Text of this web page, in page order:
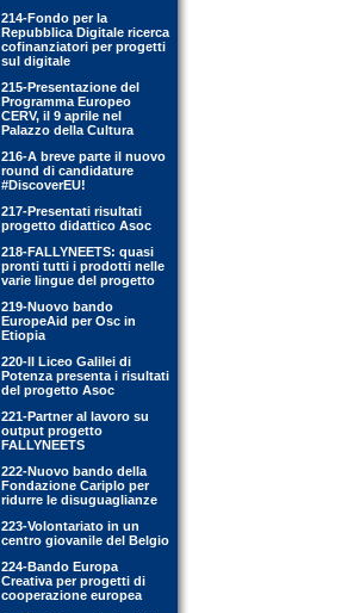
214-Fondo per la
Repubblica Digitale ricerca
cofinanziatori per progetti
sul digitale
215-Presentazione del
Programma Europeo
CERV, il 9 aprile nel
Palazzo della Cultura
216-A breve parte il nuovo
round di candidature
#DiscoverEU!
217-Presentati risultati
progetto didattico Asoc
218-FALLYNEETS: quasi
pronti tutti i prodotti nelle
varie lingue del progetto
219-Nuovo bando
EuropeAid per Osc in
Etiopia
220-Il Liceo Galilei di
Potenza presenta i risultati
del progetto Asoc
221-Partner al lavoro su
output progetto
FALLYNEETS
222-Nuovo bando della
Fondazione Cariplo per
ridurre le disuguaglianze
223-Volontariato in un
centro giovanile del Belgio
224-Bando Europa
Creativa per progetti di
cooperazione europea